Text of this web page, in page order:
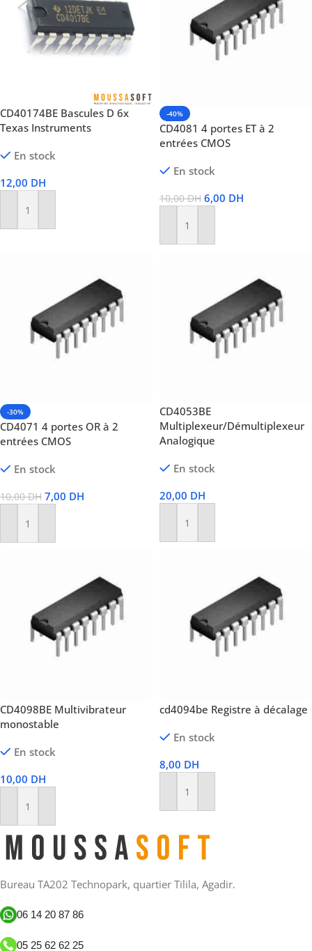
CD40174BE Bascules D 6x
Texas Instruments
En stock
12,00 DH
Ajouter Au Panier
-40%
CD4081 4 portes ET à 2
entrées CMOS
En stock
10,00DH 6,00 DH
Ajouter Au Panier
-30%
CD4071 4 portes OR à 2
entrées CMOS
En stock
10,00DH 7,00 DH
Ajouter Au Panier
CD4053BE
Multiplexeur/Démultiplexeur
Analogique
En stock
20,00 DH
Ajouter Au Panier
CD4098BE Multivibrateur
monostable
En stock
10,00 DH
Ajouter Au Panier
cd4094be Registre à décalage
En stock
8,00 DH
Ajouter Au Panier
Bureau TA202 Technopark, quartier Tilila, Agadir.
06 14 20 87 86
05 25 62 62 25